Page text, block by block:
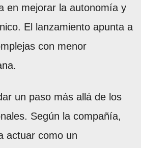
en mejorar la autonomía y
El lanzamiento apunta a
con menor
un paso más allá de los
Según la compañía,
actuar como un